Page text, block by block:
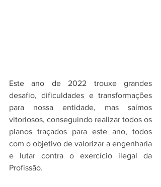
Este ano de 2022 trouxe grandes
desafio, dificuldades e transformações
para nossa entidade, mas saímos
vitoriosos, conseguindo realizar todos os
planos traçados para este ano, todos
com o objetivo de valorizar a engenharia
e lutar contra o exercício ilegal da
Profissão.